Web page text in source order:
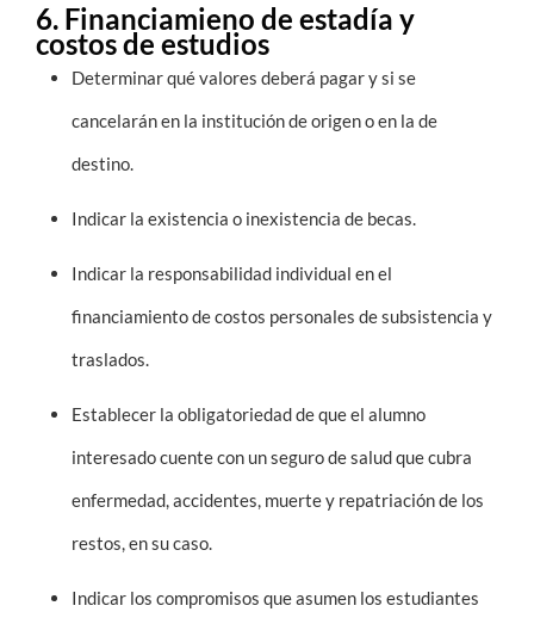
6. Financiamieno de estadía y
costos de estudios
Determinar qué valores deberá pagar y si se
cancelarán en la institución de origen o en la de
destino.
Indicar la existencia o inexistencia de becas.
Indicar la responsabilidad individual en el
financiamiento de costos personales de subsistencia y
traslados.
Establecer la obligatoriedad de que el alumno
interesado cuente con un seguro de salud que cubra
enfermedad, accidentes, muerte y repatriación de los
restos, en su caso.
Indicar los compromisos que asumen los estudiantes